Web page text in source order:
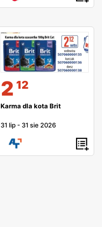
2 12
Karma dla kota Brit
31 lip - 31 sie 2026